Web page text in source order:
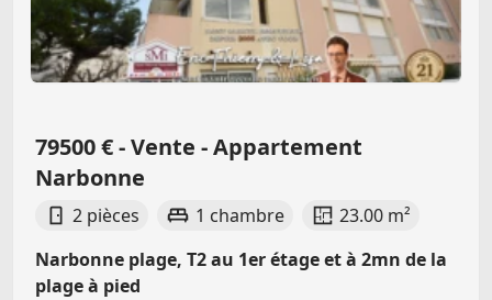
79500 € - Vente - Appartement
Narbonne
2 pièces 1 chambre
23.00 m²
Narbonne plage, T2 au 1er étage et à 2mn de la
plage à pied